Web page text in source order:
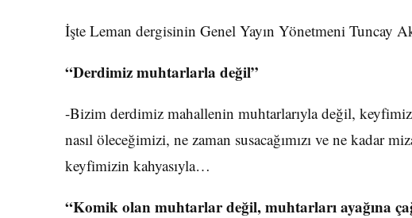
İşte Leman dergisinin Genel Yayın Yönetmeni Tuncay
“Derdimiz muhtarlarla değil”
-Bizim derdimiz mahallenin muhtarlarıyla değil,
nasıl öleceğimizi, ne zaman susacağımızı ve ne kadar
keyfimizin kahyasıyla…
“Komik olan muhtarlar değil, muhtarları ayağına